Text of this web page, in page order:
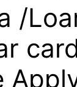
/